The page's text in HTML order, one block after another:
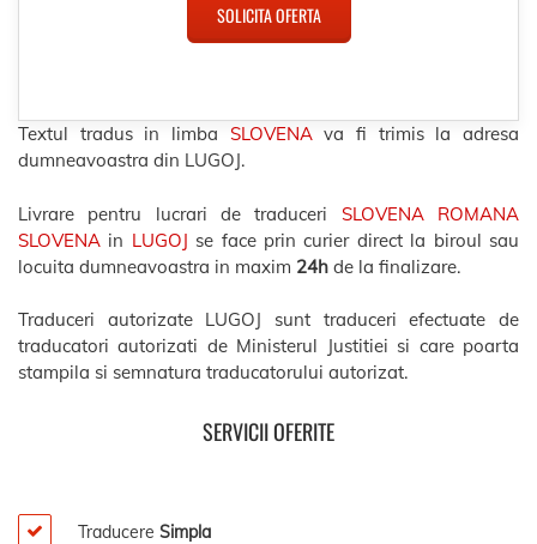
SOLICITA OFERTA
Textul tradus in limba SLOVENAva fi trimis la adresa
dumneavoastra din LUGOJ.
Livrare pentru lucrari de traduceri SLOVENA ROMANA
SLOVENA in LUGOJ se face prin curier direct la biroul sau
locuita dumneavoastra in maxim 24h de la finalizare.
Traduceri autorizate LUGOJ sunt traduceri efectuate de
traducatori autorizati de Ministerul Justitiei si care poarta
stampila si semnatura traducatorului autorizat.
SERVICII OFERITE
Traducere Simpla